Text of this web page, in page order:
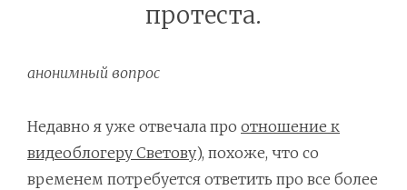
протеста.
анонимный вопрос
Недавно я уже отвечала про отношение к
видеоблогеру Светову), похоже, что со
временем потребуется ответить про все более